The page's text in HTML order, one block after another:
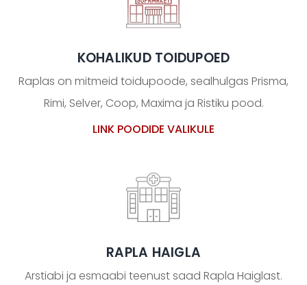
KOHALIKUD TOIDUPOED
Raplas on mitmeid toidupoode, sealhulgas Prisma,
Rimi, Selver, Coop, Maxima ja Ristiku pood.
LINK POODIDE VALIKULE
RAPLA HAIGLA
Arstiabi ja esmaabi teenust saad Rapla Haiglast.